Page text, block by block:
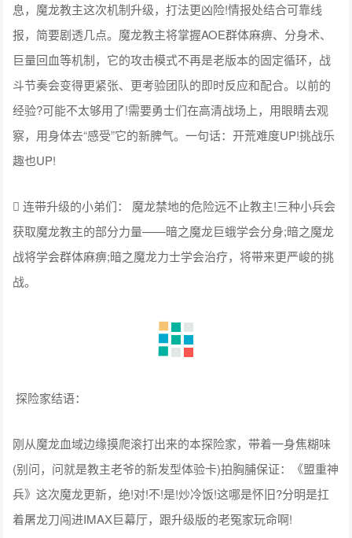
息，魔龙教主这次机制升级，打法更凶险!情报处结合可靠线
报，简要剧透几点。魔龙教主将掌握AOE群体麻痹、分身术、
巨量回血等机制，它的攻击模式不再是老版本的固定循环，战
斗节奏会变得更紧张、更考验团队的即时反应和配合。以前的
经验?可能不太够用了!需要勇士们在高清战场上，用眼睛去观
察，用身体去“感受”它的新脾气。一句话：开荒难度UP!挑战乐
趣也UP!
 连带升级的小弟们： 魔龙禁地的危险远不止教主!三种小兵会
获取魔龙教主的部分力量——暗之魔龙巨蛾学会分身;暗之魔龙
战将学会群体麻痹;暗之魔龙力士学会治疗，将带来更严峻的挑
战。
探险家结语：
刚从魔龙血域边缘摸爬滚打出来的本探险家，带着一身焦糊味
(别问，问就是教主老爷的新发型体验卡)拍胸脯保证：《盟重神
兵》这次魔龙更新，绝!对!不!是!炒冷饭!这哪是怀旧?分明是扛
着屠龙刀闯进IMAX巨幕厅，跟升级版的老冤家玩命啊!